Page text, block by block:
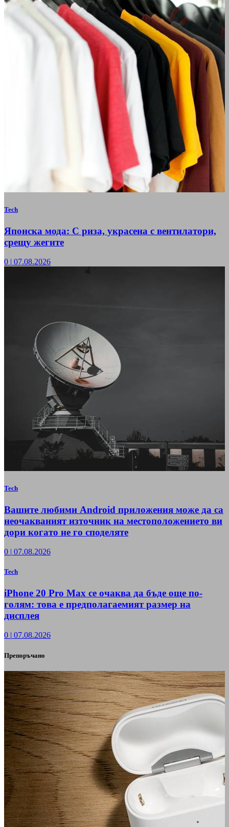
Tech
Японска мода: С риза, украсена с вентилатори,
срещу жегите
0 | 07.08.2026
Tech
Вашите любими Android приложения може да са
неочакваният източник на местоположението ви
дори когато не го споделяте
0 | 07.08.2026
Tech
iPhone 20 Pro Max се очаква да бъде още по-
голям: това е предполагаемият размер на
дисплея
0 | 07.08.2026
Препоръчано